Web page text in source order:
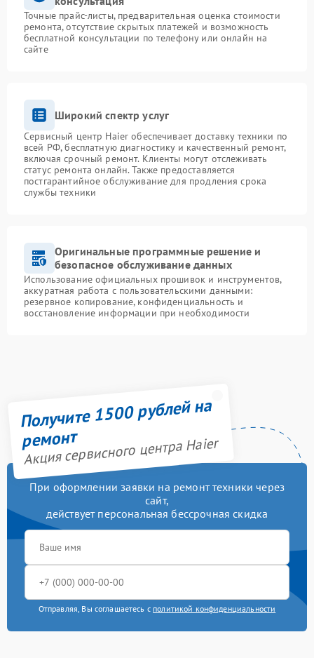
Точные прайс-листы, предварительная оценка стоимости
ремонта, отсутствие скрытых платежей и возможность
бесплатной консультации по телефону или онлайн на
сайте
Широкий спектр услуг
Сервисный центр Haier обеспечивает доставку техники по
всей РФ, бесплатную диагностику и качественный ремонт,
включая срочный ремонт. Клиенты могут отслеживать
статус ремонта онлайн. Также предоставляется
постгарантийное обслуживание для продления срока
службы техники
Оригинальные программные решение и
безопасное обслуживание данных
Использование официальных прошивок и инструментов,
аккуратная работа с пользовательскими данными:
резервное копирование, конфиденциальность и
восстановление информации при необходимости
Получите 1500 рублей на
ремонт
Акция сервисного центра Haier
При оформлении заявки на ремонт техники через
сайт,
действует персональная бессрочная скидка
Отправляя, Вы соглашаетесь с политикой конфиденциальности